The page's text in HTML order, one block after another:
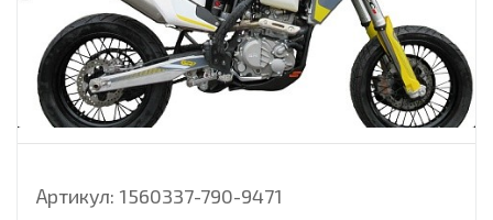
Артикул: 1560337-790-9471